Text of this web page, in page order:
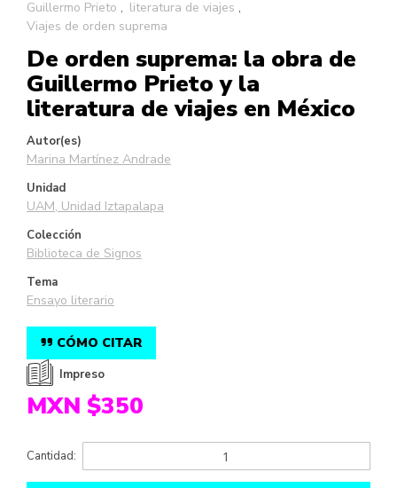
Saltar
galería
Guillermo Prieto
literatura de viajes
Viajes de orden suprema
De orden suprema: la obra de
Guillermo Prieto y la
literatura de viajes en México
Autor(es)
Marina Martínez Andrade
Unidad
UAM, Unidad Iztapalapa
Colección
Biblioteca de Signos
Tema
Ensayo literario
CÓMO CITAR
Impreso
MXN $350
Cantidad: